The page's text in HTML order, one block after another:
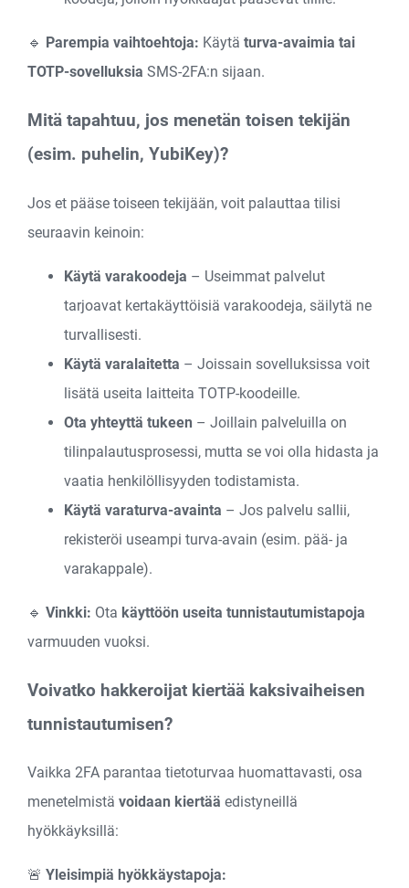
🔹 Parempia vaihtoehtoja: Käytä turva-avaimia tai
TOTP-sovelluksia SMS-2FA:n sijaan.
Mitä tapahtuu, jos menetän toisen tekijän
(esim. puhelin, YubiKey)?
Jos et pääse toiseen tekijään, voit palauttaa tilisi
seuraavin keinoin:
Käytä varakoodeja – Useimmat palvelut
tarjoavat kertakäyttöisiä varakoodeja, säilytä ne
turvallisesti.
Käytä varalaitetta – Joissain sovelluksissa voit
lisätä useita laitteita TOTP-koodeille.
Ota yhteyttä tukeen – Joillain palveluilla on
tilinpalautusprosessi, mutta se voi olla hidasta ja
vaatia henkilöllisyyden todistamista.
Käytä varaturva-avainta – Jos palvelu sallii,
rekisteröi useampi turva-avain (esim. pää- ja
varakappale).
🔹 Vinkki: Ota käyttöön useita tunnistautumistapoja
varmuuden vuoksi.
Voivatko hakkeroijat kiertää kaksivaiheisen
tunnistautumisen?
Vaikka 2FA parantaa tietoturvaa huomattavasti, osa
menetelmistä voidaan kiertää edistyneillä
hyökkäyksillä:
🚨 Yleisimpiä hyökkäystapoja: